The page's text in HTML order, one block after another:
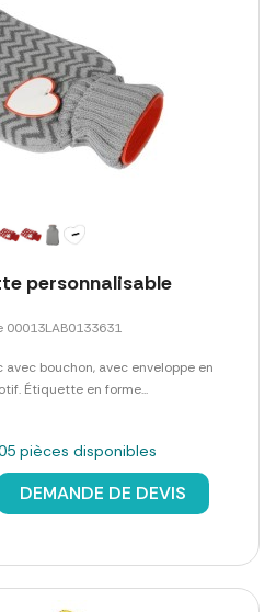
personnalisable
00013LAB0133631
bouchon, avec enveloppe en
Étiquette en forme...
pièces disponibles
DEMANDE DE DEVIS